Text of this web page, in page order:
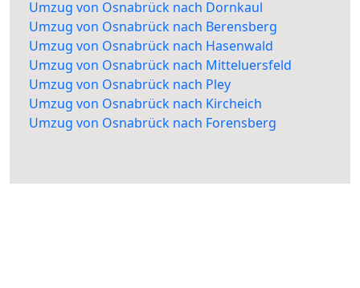
Umzug von Osnabrück nach Dornkaul
Umzug von Osnabrück nach Berensberg
Umzug von Osnabrück nach Hasenwald
Umzug von Osnabrück nach Mitteluersfeld
Umzug von Osnabrück nach Pley
Umzug von Osnabrück nach Kircheich
Umzug von Osnabrück nach Forensberg